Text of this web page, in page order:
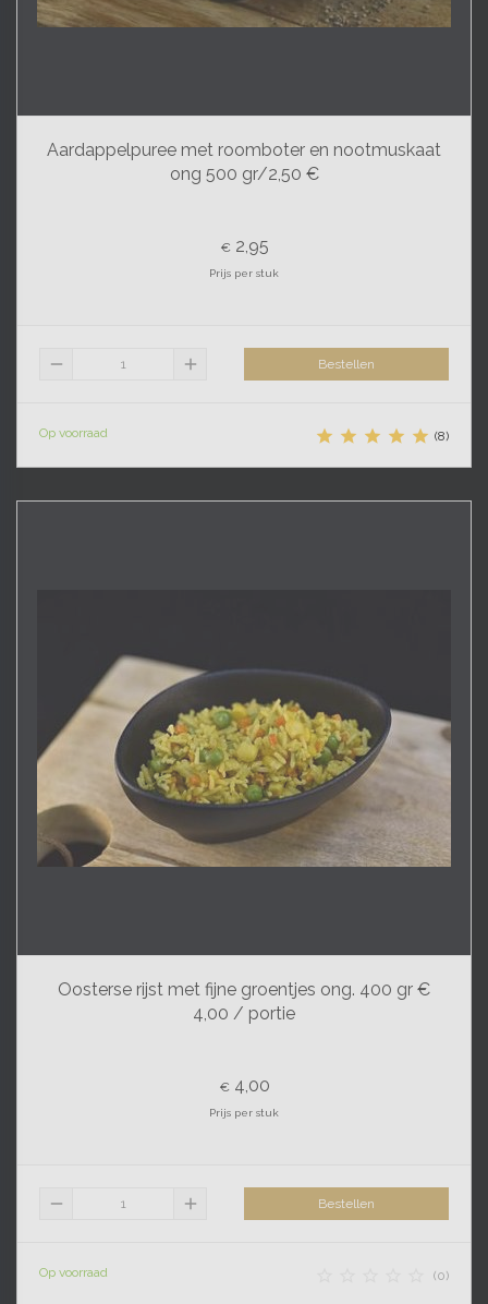
Aardappelpuree met roomboter en nootmuskaat
ong 500 gr/2,50 €
€2,95
Prijs per stuk
remove add Bestellen
Op voorraad      (8)
Oosterse rijst met fijne groentjes ong. 400 gr €
4,00 / portie
€4,00
Prijs per stuk
remove add Bestellen
Op voorraad (0)